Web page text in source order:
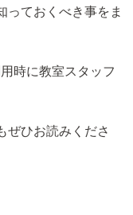
っておくべき事をま
時に教室スタッフ
ぜひお読みくださ